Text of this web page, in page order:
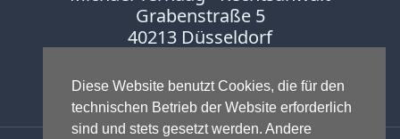
Diese Website benutzt Cookies, die für den
technischen Betrieb der Website erforderlich
sind und stets gesetzt werden. Andere
Grabenstraße 5
40213 Düsseldorf
Fax:0211-16888601